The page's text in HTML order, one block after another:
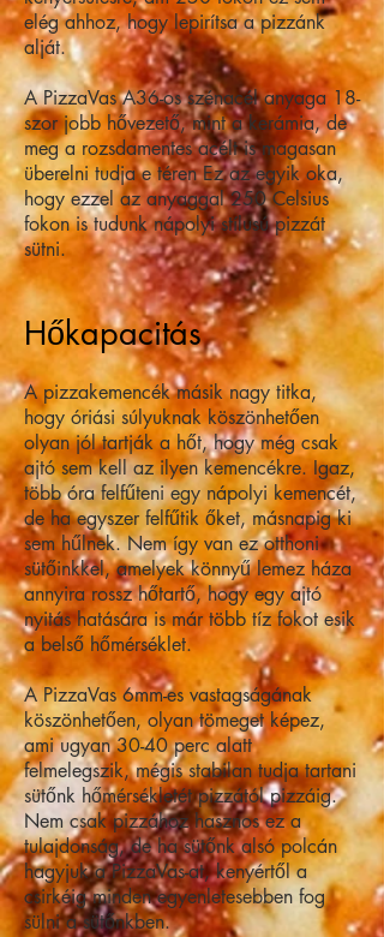
elég ahhoz, hogy lepirítsa a pizzánk
alját.
A PizzaVas A36-os szénacél anyaga 18-
szor jobb hővezető, mint a kerámia, de
meg a rozsdamentes acélt is magasan
überelni tudja e téren Ez az egyik oka,
hogy ezzel az anyaggal 250 Celsius
fokon is tudunk nápolyi stílusú pizzát
sütni.
Hőkapacitás
A pizzakemencék másik nagy titka,
hogy óriási súlyuknak köszönhetően
olyan jól tartják a hőt, hogy még csak
ajtó sem kell az ilyen kemencékre. Igaz,
több óra felfűteni egy nápolyi kemencét,
de ha egyszer felfűtik őket, másnapig ki
sem hűlnek. Nem így van ez otthoni
sütőinkkel, amelyek könnyű lemez háza
annyira rossz hőtartő, hogy egy ajtó
nyitás hatására is már több tíz fokot esik
a belső hőmérséklet.
A PizzaVas 6mm-es vastagságának
köszönhetően, olyan tömeget képez,
ami ugyan 30-40 perc alatt
felmelegszik, mégis stabilan tudja tartani
sütőnk hőmérsékletét pizzától pizzáig.
Nem csak pizzához hasznos ez a
tulajdonság, de ha sütőnk alsó polcán
hagyjuk a PizzaVas-at, kenyértől a
csirkéig minden egyenletesebben fog
sülni a sütőnkben.